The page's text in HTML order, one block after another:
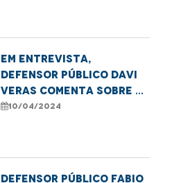
Em entrevista,
defensor público Davi
Veras comenta sobre a
situação das escolas
10/04/2024
Defensor público Fabio